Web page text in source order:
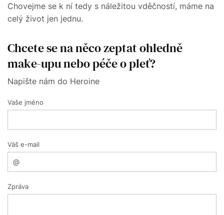
Chovejme se k ní tedy s náležitou vděčností, máme na
celý život jen jednu.
Chcete se na něco zeptat ohledně
make-upu nebo péče o pleť?
Napište nám do Heroine
Vaše jméno
Váš e-mail
Zpráva